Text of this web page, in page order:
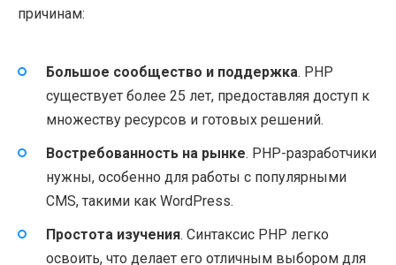
причинам:
Большое сообщество и поддержка. PHP
существует более 25 лет, предоставляя доступ к
множеству ресурсов и готовых решений.
Востребованность на рынке. PHP-разработчики
нужны, особенно для работы с популярными
CMS, такими как WordPress.
Простота изучения. Синтаксис PHP легко
освоить, что делает его отличным выбором для